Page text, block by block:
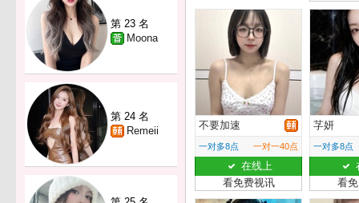
第 23 名
Moona
第 24 名
Remeii
不要加速
一对多8点 一对一40点
在线上
看免费视讯
芓妍
一对多8点
看